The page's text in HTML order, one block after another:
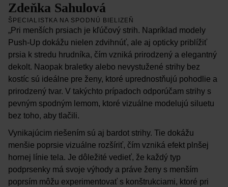
Zdeňka Sahulová
ŠPECIALISTKA NA SPODNÚ BIELIZEŇ
„Pri menších prsiach je kľúčový strih. Napríklad modely
Push-Up dokážu nielen zdvihnúť, ale aj opticky priblížiť
prsia k stredu hrudníka, čím vzniká prirodzený a elegantný
dekolt. Naopak braletky alebo nevystužené strihy bez
kostíc sú ideálne pre ženy, ktoré uprednostňujú pohodlie a
prirodzený tvar. V takýchto prípadoch odporúčam strihy s
pevným spodným lemom, ktoré vizuálne modelujú siluetu
bez toho, aby tlačili.
Vynikajúcim riešením sú aj bardot strihy. Tie dokážu
menšie poprsie vizuálne rozšíriť, čím vzniká efekt plnšej
hornej línie tela. Je dôležité vedieť, že každý typ
podprsenky má svoje výhody a práve ženy s menším
poprsím môžu experimentovať s konštrukciami, ktoré pri